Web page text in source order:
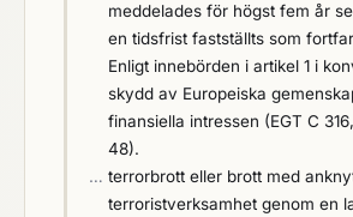
meddelades för högst fem år
en tidsfrist fastställts som
Enligt innebörden i artikel 1 i
skydd av Europeiska
finansiella intressen (EGT C 316,
48).
… terrorbrott eller brott med
terroristverksamhet genom en